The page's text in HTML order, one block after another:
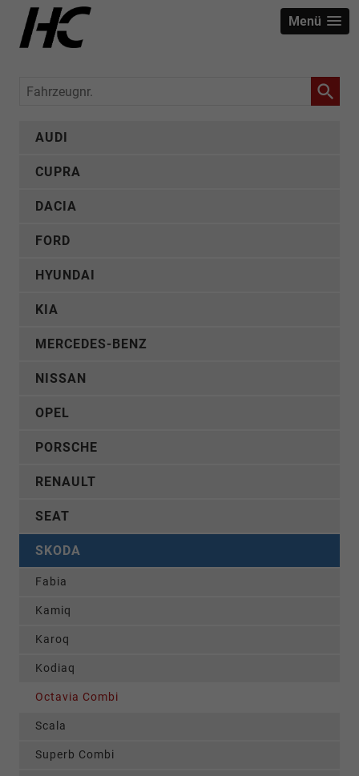
Menü
Fahrzeugnr.
AUDI
CUPRA
DACIA
FORD
HYUNDAI
KIA
MERCEDES-BENZ
NISSAN
OPEL
PORSCHE
RENAULT
SEAT
SKODA
Fabia
Kamiq
Karoq
Kodiaq
Octavia Combi
Scala
Superb Combi